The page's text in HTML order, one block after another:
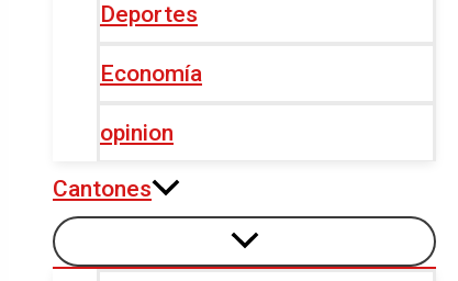
Deportes
Economía
opinion
Cantones